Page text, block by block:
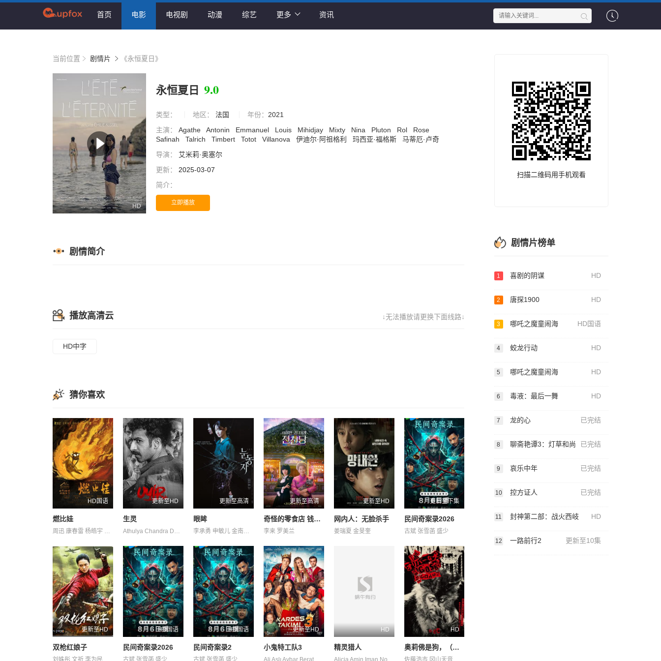
首页 电影 电视剧 动漫 综艺 更多 资讯
当前位置 剧情片 《永恒夏日》
HD
永恒夏日 9.0
类型： 地区： 法国 年份： 2021
主演：
Agathe Antonin Emmanuel Louis Mihidjay Mixty Nina Pluton Rol
Rose
Safinah
Talrich Timbert Totot Villanova 伊迪尔·阿祖格利 玛西亚·福格斯
马蒂厄·卢奇
导演：
艾米莉·奥塞尔
更新：
2025-03-07
简介：
立即播放
剧情简介
↓无法播放请更换下面线路↓
播放高清云
HD中字
猜你喜欢
HD国语
燃比娃
周迅 康春雷 杨皓宇 贝伊勒
更新至HD
生灵
Athulya Chandra David Divya M. Menon Nair Shruthy Thattil Vineeth 维诺德·萨加尔 罗尚·马修 苏迪普 赛亚米·凯尔
更新至高清
眼眸
李承勇 申敏儿 金南熙 金英雅
更新至高清
奇怪的零食店 钱天堂
李来 罗美兰
更新至HD
网内人：无脸杀手
姜瑞夏 金旻奎
更新至下集
民间奇案录2026
古斌 张雪菡 盛少
更新至HD
双枪红娘子
HD国语
民间奇案录2026
古斌 张雪菡 盛少
HD国语
民间奇案录2
古斌 张雪菡 盛少
更新至HD
小鬼特工队3
HD
精灵猎人
HD
奥莉佛是狗，（天哪！！）这家伙电影版
扫描二维码用手机观看
剧情片榜单
1 喜剧的阴谋 HD
2 唐探1900 HD
3 哪吒之魔童闹海 HD国语
4 蛟龙行动 HD
5 哪吒之魔童闹海 HD
6 毒液：最后一舞 HD
7 龙的心 已完结
8 聊斋艳谭3：灯草和尚 已完结
9 哀乐中年 已完结
10 控方证人 已完结
11 封神第二部：战火西岐 HD
12 一路前行2 更新至10集